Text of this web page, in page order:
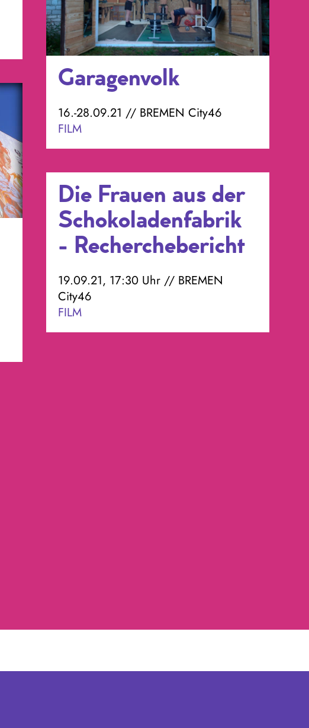
Garagenvolk
16.-28.09.21 // BREMEN City46
FILM
Die Frauen aus der
Schokoladenfabrik
- Recherchebericht
19.09.21, 17:30 Uhr // BREMEN
City46
FILM